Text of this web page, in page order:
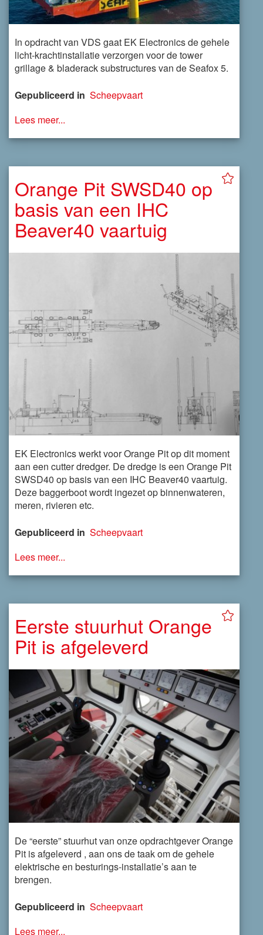
In opdracht van VDS gaat EK Electronics de gehele
licht-krachtinstallatie verzorgen voor de tower
grillage & bladerack substructures van de Seafox 5.
Gepubliceerd in Scheepvaart
Lees meer...
Orange Pit SWSD40 op
basis van een IHC
Beaver40 vaartuig
EK Electronics werkt voor Orange Pit op dit moment
aan een cutter dredger. De dredge is een Orange Pit
SWSD40 op basis van een IHC Beaver40 vaartuig.
Deze baggerboot wordt ingezet op binnenwateren,
meren, rivieren etc.
Gepubliceerd in Scheepvaart
Lees meer...
Eerste stuurhut Orange
Pit is afgeleverd
De “eerste” stuurhut van onze opdrachtgever Orange
Pit is afgeleverd , aan ons de taak om de gehele
elektrische en besturings-installatie’s aan te
brengen.
Gepubliceerd in Scheepvaart
Lees meer...